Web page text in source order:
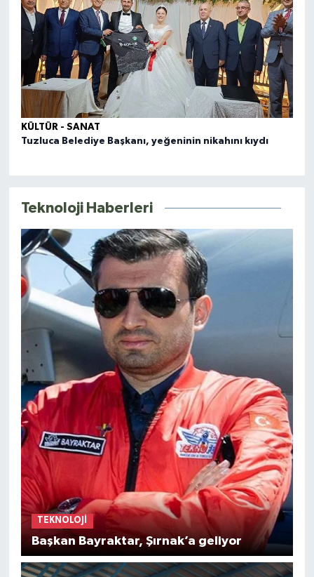
KÜLTÜR - SANAT
Tuzluca Belediye Başkanı, yeğeninin nikahını kıydı
Teknoloji Haberleri
TEKNOLOJI
Başkan Bayraktar, Şırnak’a geliyor